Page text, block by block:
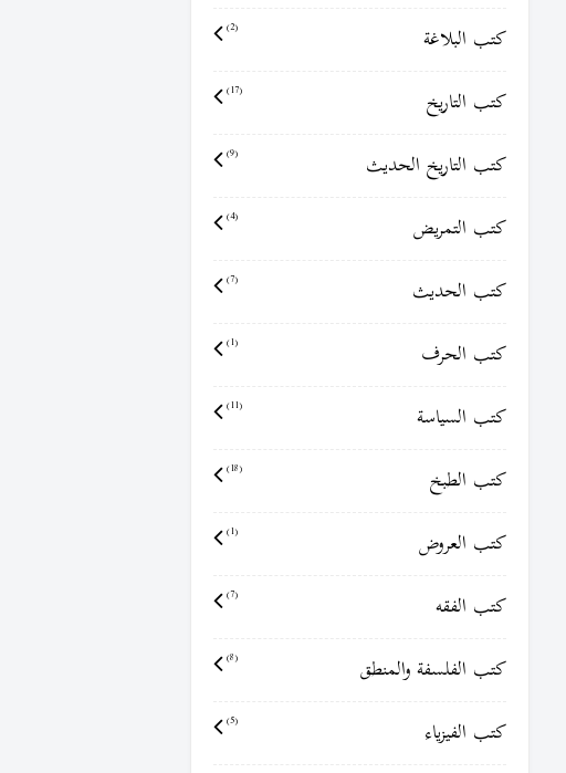
كتب البلاغة (2)
كتب التاريخ (17)
كتب التاريخ الحديث (9)
كتب التمريض (4)
كتب الحديث (7)
كتب الحرف (1)
كتب السياسة (11)
كتب الطبخ (18)
كتب العروض (1)
كتب الفقه (7)
كتب الفلسفة والمنطق (8)
كتب الفيزياء (5)